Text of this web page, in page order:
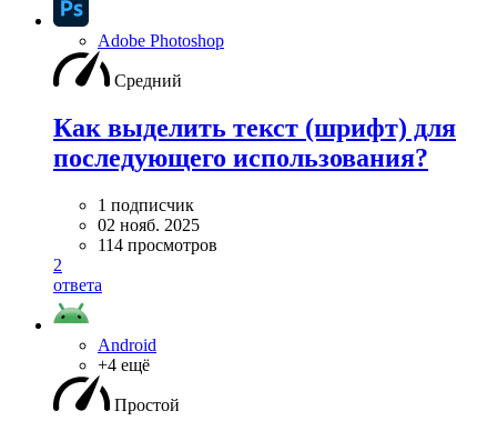
Adobe Photoshop
Средний
Как выделить текст (шрифт) для
последующего использования?
1 подписчик
02 нояб. 2025
114 просмотров
2
ответа
Android
+4 ещё
Простой